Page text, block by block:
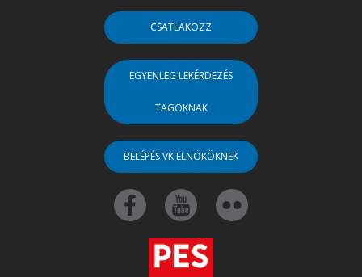
CSATLAKOZZ
EGYENLEG LEKÉRDEZÉS
TAGOKNAK
BELÉPÉS VK ELNÖKÖKNEK